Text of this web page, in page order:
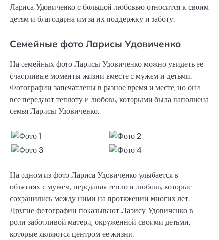
Лариса Удовиченко с большой любовью относится к своим
детям и благодарна им за их поддержку и заботу.
Семейные фото Ларисы Удовиченко
На семейных фото Ларисы Удовиченко можно увидеть ее
счастливые моменты жизни вместе с мужем и детьми.
Фотографии запечатлены в разное время и месте, но они
все передают теплоту и любовь, которыми была наполнена
семья Ларисы Удовиченко.
На одном из фото Лариса Удовиченко улыбается в
объятиях с мужем, передавая тепло и любовь, которые
сохранились между ними на протяжении многих лет.
Другие фотографии показывают Ларису Удовиченко в
роли заботливой матери, окруженной своими детьми,
которые являются центром ее жизни.